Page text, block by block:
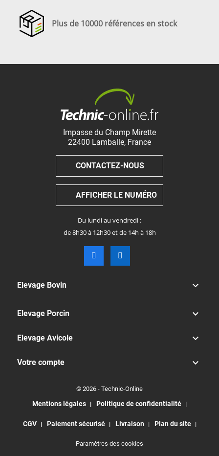
Plus de 10000 références en stock
Impasse du Champ Mirette
22400 Lamballe, France
CONTACTEZ-NOUS
AFFICHER LE NUMÉRO
Du lundi au vendredi :
de 8h30 à 12h30 et de 14h à 18h
Elevage Bovin 
Elevage Porcin 
Elevage Avicole 
Votre compte 
© 2026 - Technic-Online
Mentions légales Politique de confidentialité
CGV Paiement sécurisé Livraison Plan du site
Paramètres des cookies